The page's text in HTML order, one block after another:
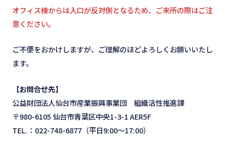
オフィス棟からは入口が反対側となるため、ご来所の際はご注
意ください。
ご不便をおかけしますが、ご理解のほどよろしくお願いいたし
ます。
【お問合せ先】
公益財団法人仙台市産業振興事業団 組織活性推進課
〒980-6105 仙台市青葉区中央1-3-1 AER5F
TEL.：022-748-6877（平日9:00～17:00）